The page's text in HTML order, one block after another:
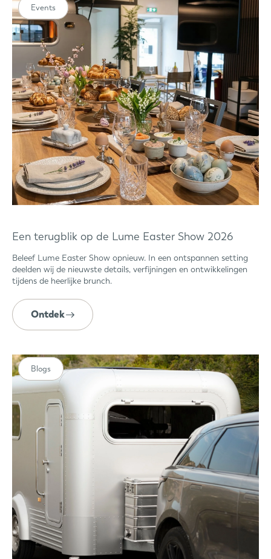
Een terugblik op de Lume Easter Show 2026
Beleef Lume Easter Show opnieuw. In een ontspannen setting
deelden wij de nieuwste details, verfijningen en ontwikkelingen
tijdens de heerlijke brunch.
Ontdek
Events
Blogs